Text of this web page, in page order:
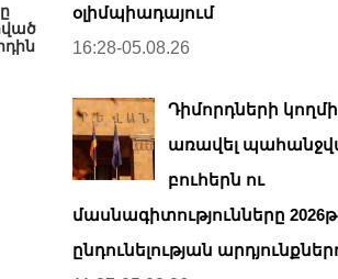
օլիմպիադայում
16:28-05.08.26
Դիմորդների
առավել
բուհերն ու
մասնագիտությունները
ընդունելության